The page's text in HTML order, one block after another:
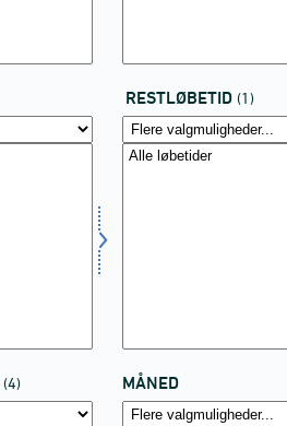
RESTLØBETID (1)
(4) MÅNED